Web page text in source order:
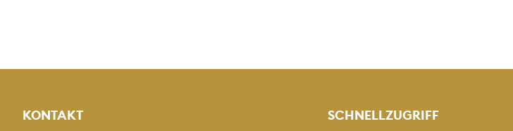
KONTAKT SCHNELLZUGRIFF